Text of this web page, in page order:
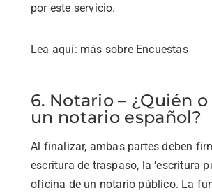
por este servicio.
Lea aquí: más sobre Encuestas
6. Notario – ¿Quién
un notario español?
Al finalizar, ambas partes deben
escritura de traspaso, la ‘escritura
oficina de un notario público. La